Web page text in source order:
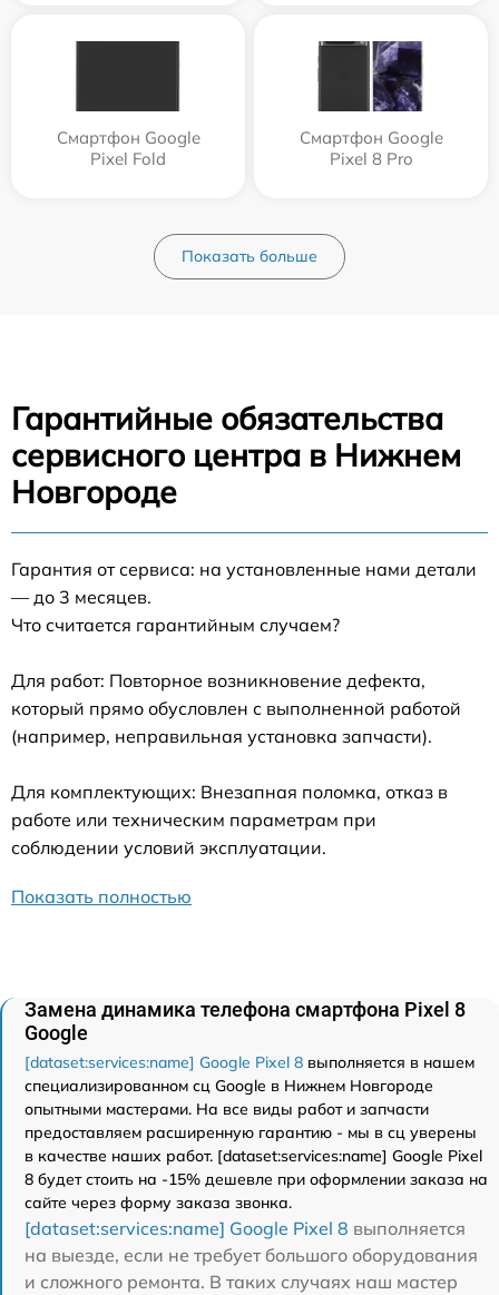
Смартфон Google
Pixel Fold
Смартфон Google
Pixel 8 Pro
Показать больше
Гарантийные обязательства
сервисного центра в Нижнем
Новгороде
Гарантия от сервиса: на установленные нами детали
— до 3 месяцев.
Что считается гарантийным случаем?
Для работ: Повторное возникновение дефекта,
который прямо обусловлен с выполненной работой
(например, неправильная установка запчасти).
Для комплектующих: Внезапная поломка, отказ в
работе или техническим параметрам при
соблюдении условий эксплуатации.
Показать полностью
Замена динамика телефона смартфона Pixel 8
Google
[dataset:services:name] Google Pixel 8 выполняется в нашем
специализированном сц Google в Нижнем Новгороде
опытными мастерами. На все виды работ и запчасти
предоставляем расширенную гарантию - мы в сц уверены
в качестве наших работ. [dataset:services:name] Google Pixel
8 будет стоить на -15% дешевле при оформлении заказа на
сайте через форму заказа звонка.
[dataset:services:name] Google Pixel 8 выполняется
на выезде, если не требует большого оборудования
и сложного ремонта. В таких случаях наш мастер